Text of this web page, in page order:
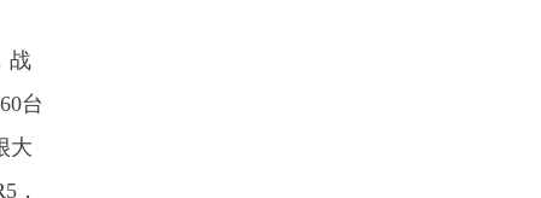
战
台
大
，